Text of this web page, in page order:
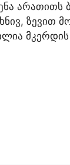
არათითს
ზევით